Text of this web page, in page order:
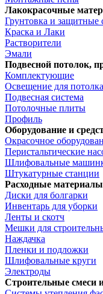
Лакокрасочные
Грунтовка и защитные
Краска и Лаки
Растворители
Эмали
Подвесной потолок,
Комплектующие
Освещение для потолка
Подвесная система
Потолочные плиты
Профиль
Оборудование и
Окрасочное
Перистальтические
Шлифовальные
Штукатурные станции
Расходные материалы
Диски для болгарки
Инвентарь для уборки
Ленты и скотч
Мешки для
Наждачка
Пленки и подложки
Шлифовальные круги
Электроды
Строительные смеси